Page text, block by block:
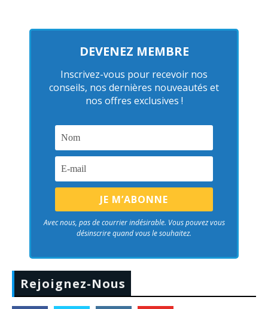
DEVENEZ MEMBRE
Inscrivez-vous pour recevoir nos
conseils, nos dernières nouveautés et
nos offres exclusives !
Avec nous, pas de courrier indésirable. Vous pouvez vous
désinscrire quand vous le souhaitez.
Rejoignez-Nous